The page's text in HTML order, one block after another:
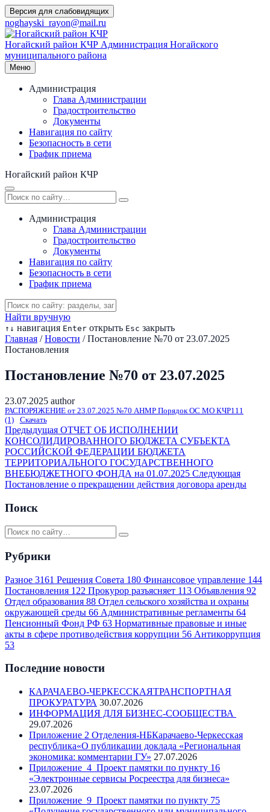
Перейти
к
содержимому
Версия для слабовидящих
noghayski_rayon@mail.ru
Ногайский район КЧР Администрация Ногайского
муниципального района
Меню
Администрация
Глава Администрации
Градостроительство
Документы
Навигация по сайту
Безопасность в сети
График приема
Ногайский район КЧР
Администрация
Глава Администрации
Градостроительство
Документы
Навигация по сайту
Безопасность в сети
График приема
Найти вручную
↑ ↓ навигация Enter открыть Esc закрыть
Главная / Новости / Постановление №70 от 23.07.2025
Постановления
Постановление №70 от 23.07.2025
23.07.2025 author
РАСПОРЯЖЕНИЕ от 23.07.2025 №70 АНМР Порядок ОС МО КЧР111
(1)
Скачать
Предыдущая ОТЧЕТ ОБ ИСПОЛНЕНИИ
КОНСОЛИДИРОВАННОГО БЮДЖЕТА СУБЪЕКТА
РОССИЙСКОЙ ФЕДЕРАЦИИ БЮДЖЕТА
ТЕРРИТОРИАЛЬНОГО ГОСУДАРСТВЕННОГО
ВНЕБЮДЖЕТНОГО ФОНДА на 01.07.2025 Следующая
Постановление о прекращении действия договора аренды
Поиск
Рубрики
Разное 3161 Решения Совета 180 Финансовое управление 144
Постановления 122 Прокурор разъясняет 113 Объявления 92
Отдел образования 88 Отдел сельского хозяйства и охраны
окружающей среды 66 Административные регламенты 64
Пенсионный Фонд РФ 63 Нормативные правовые и иные
акты в сфере противодействия коррупции 56 Антикоррупция
53
Последние новости
КАРАЧАЕВО-ЧЕРКЕССКАЯТРАНСПОРТНАЯ
ПРОКУРАТУРА 30.07.2026
ИНФОРМАЦИЯ ДЛЯ БИЗНЕС-СООБЩЕСТВА
29.07.2026
Приложение 2 Отделения-НБКарачаево-Черкесская
республика«О публикации доклада «Региональная
экономика: комментарии ГУ» 27.07.2026
Приложение_4_Проект памятки по пункту 16
«Электронные сервисы Росреестра для бизнеса»
23.07.2026
Приложение_9_Проект памятки по пункту 75